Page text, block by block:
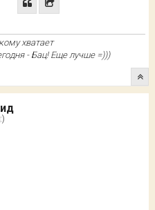
хватает
- Бац! Еще лучше =)))